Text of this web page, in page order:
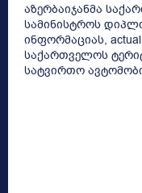
აზერბაიჯანმა
სამინისტროს
ინფორმაციას,
საქართველოს
სატვირთო